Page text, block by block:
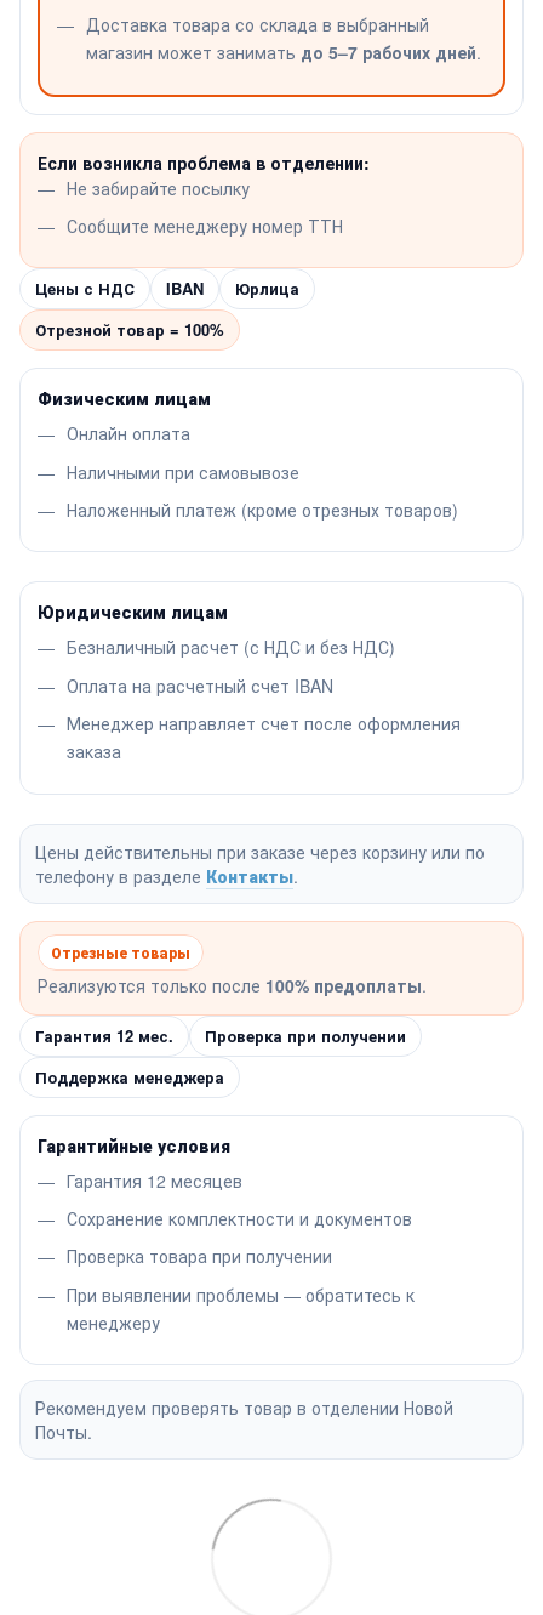
Доставка товара со склада в выбранный
магазин может занимать до 5–7 рабочих дней.
Если возникла проблема в отделении:
Не забирайте посылку
Сообщите менеджеру номер ТТН
Цены с НДС IBAN
Юрлица
Отрезной товар = 100%
Физическим лицам
Онлайн оплата
Наличными при самовывозе
Наложенный платеж (кроме отрезных товаров)
Юридическим лицам
Безналичный расчет (с НДС и без НДС)
Оплата на расчетный счет IBAN
Менеджер направляет счет после оформления
заказа
Цены действительны при заказе через корзину или по
телефону в разделе Контакты.
Отрезные товары
Реализуются только после 100% предоплаты.
Гарантия 12 мес.
Проверка при получении
Поддержка менеджера
Гарантийные условия
Гарантия 12 месяцев
Сохранение комплектности и документов
Проверка товара при получении
При выявлении проблемы — обратитесь к
менеджеру
Рекомендуем проверять товар в отделении Новой
Почты.